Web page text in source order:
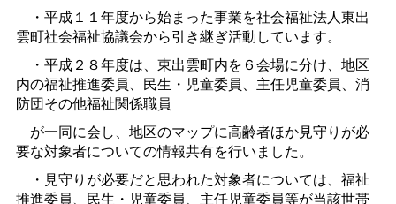
・平成１１年度から始まった事業を社会福祉法人東出
雲町社会福祉協議会から引き継ぎ活動しています。
・平成２８年度は、東出雲町内を６会場に分け、地区
内の福祉推進委員、民生・児童委員、主任児童委員、消
防団その他福祉関係職員
が一同に会し、地区のマップに高齢者ほか見守りが必
要な対象者についての情報共有を行いました。
・見守りが必要だと思われた対象者については、福祉
推進委員、民生・児童委員、主任児童委員等が当該世帯